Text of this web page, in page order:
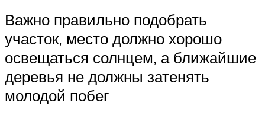
Важно правильно подобрать
участок, место должно хорошо
освещаться солнцем, а ближайшие
деревья не должны затенять
молодой побег